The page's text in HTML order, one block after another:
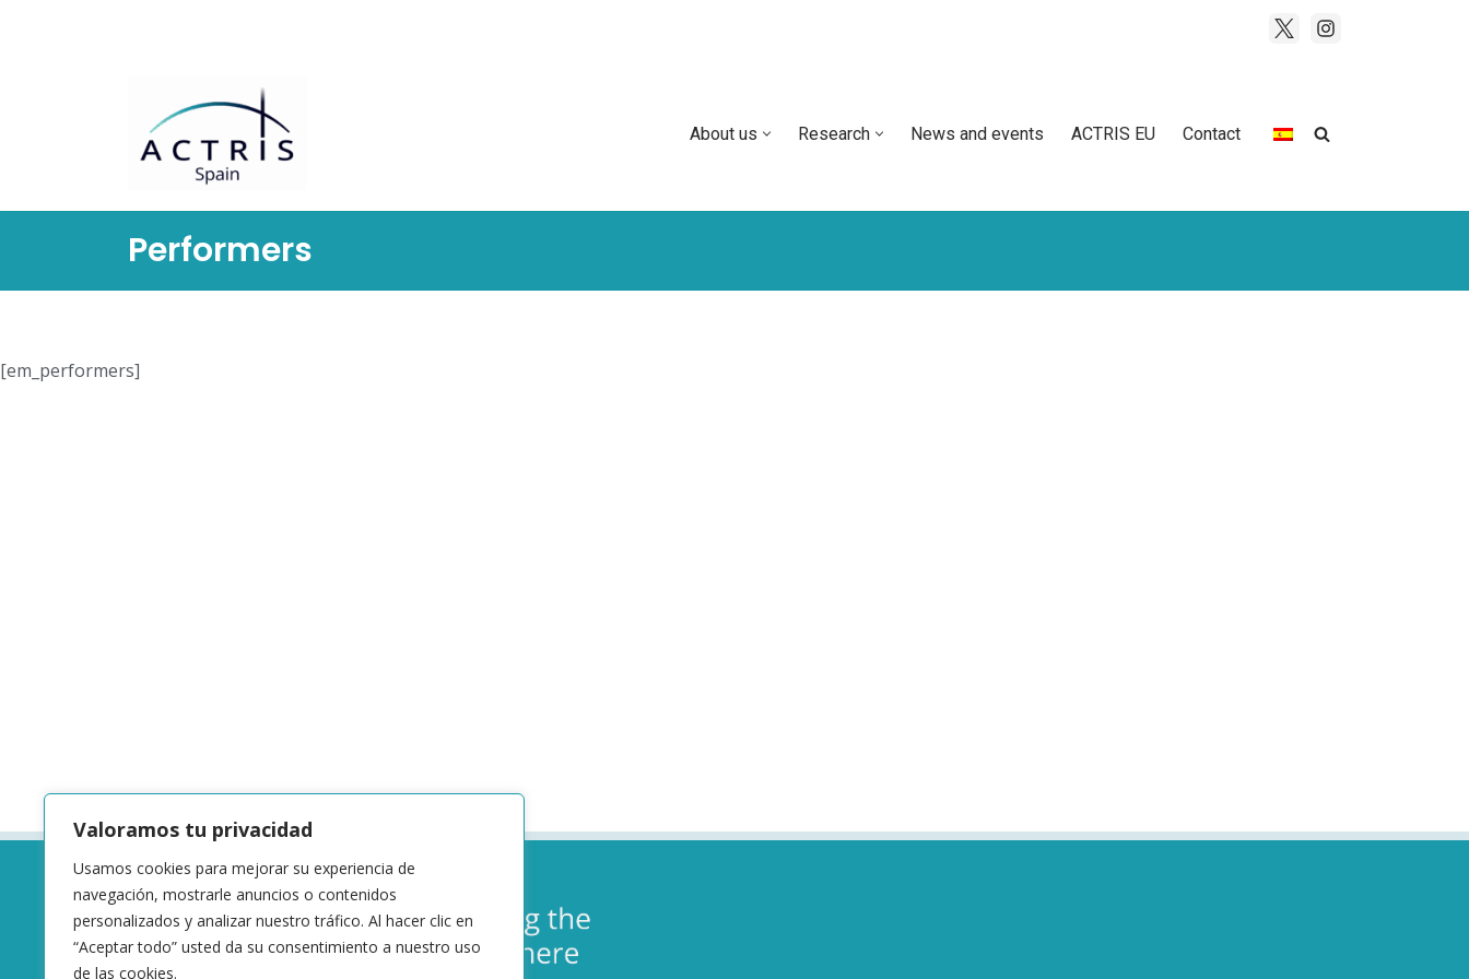
Valoramos tu privacidad
Usamos cookies para mejorar su experiencia de
navegación, mostrarle anuncios o contenidos
personalizados y analizar nuestro tráfico. Al hacer clic en
“Aceptar todo” usted da su consentimiento a nuestro uso
de las cookies.
About us Research News and events ACTRIS EU Contact
Performers
[em_performers]